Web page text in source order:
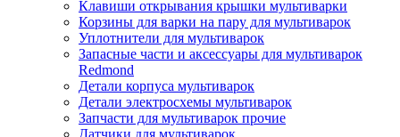
Клавиши открывания крышки мультиварки
Корзины для варки на пару для мультиварок
Уплотнители для мультиварок
Запасные части и аксессуары для мультиварок
Redmond
Детали корпуса мультиварок
Детали электросхемы мультиварок
Запчасти для мультиварок прочие
Датчики для мультиварок